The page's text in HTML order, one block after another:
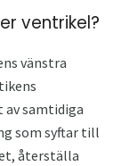
ventrikel?
vänstra
samtidiga
som syftar till
återställa